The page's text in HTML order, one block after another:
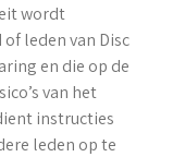
wordt
leden van Disc
en die op de
van het
instructies
leden op te